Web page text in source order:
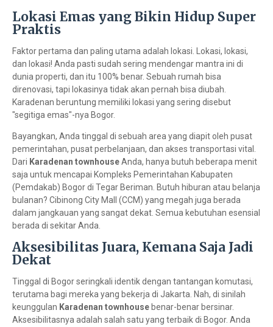
Lokasi Emas yang Bikin Hidup Super
Praktis
Faktor pertama dan paling utama adalah lokasi. Lokasi, lokasi,
dan lokasi! Anda pasti sudah sering mendengar mantra ini di
dunia properti, dan itu 100% benar. Sebuah rumah bisa
direnovasi, tapi lokasinya tidak akan pernah bisa diubah.
Karadenan beruntung memiliki lokasi yang sering disebut
"segitiga emas"-nya Bogor.
Bayangkan, Anda tinggal di sebuah area yang diapit oleh pusat
pemerintahan, pusat perbelanjaan, dan akses transportasi vital.
Dari Karadenan townhouseAnda, hanya butuh beberapa menit
saja untuk mencapai Kompleks Pemerintahan Kabupaten
(Pemdakab) Bogor di Tegar Beriman. Butuh hiburan atau belanja
bulanan? Cibinong City Mall (CCM) yang megah juga berada
dalam jangkauan yang sangat dekat. Semua kebutuhan esensial
berada di sekitar Anda.
Aksesibilitas Juara, Kemana Saja Jadi
Dekat
Tinggal di Bogor seringkali identik dengan tantangan komutasi,
terutama bagi mereka yang bekerja di Jakarta. Nah, di sinilah
keunggulan Karadenan townhouse benar-benar bersinar.
Aksesibilitasnya adalah salah satu yang terbaik di Bogor. Anda